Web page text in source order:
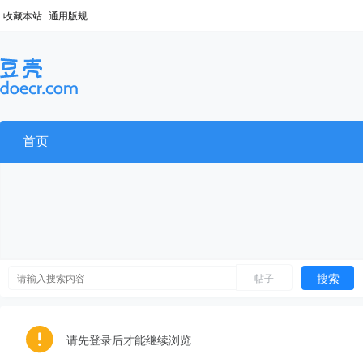
收藏本站 通用版规
首页
帖子 搜索
请先登录后才能继续浏览